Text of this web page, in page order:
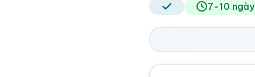
7-10 ngày